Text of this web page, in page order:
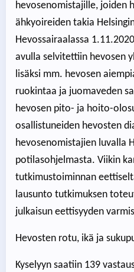
hevosenomistajille, joiden
ähkyoireiden takia
Hevossairaalassa
avulla selvitettiin hevosen
lisäksi mm. hevosen
ruokintaa ja juomaveden
hevosen pito- ja hoito-
osallistuneiden hevosten
hevosenomistajien luvalla
potilasohjelmasta. Viikin
tutkimustoiminnan
lausunto tutkimuksen
julkaisun eettisyyden
Hevosten rotu, ikä ja
Kyselyyn saatiin 139